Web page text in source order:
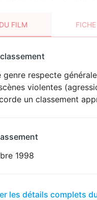
FILM
genre respecte
violentes
un classement
1998
les détails complets